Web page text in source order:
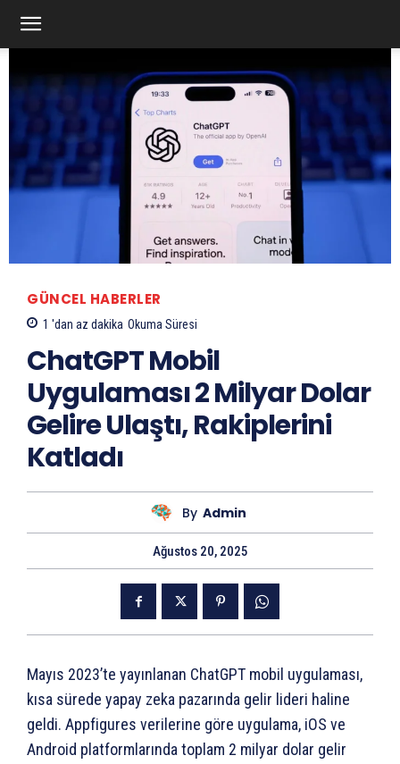
GÜNCEL HABERLER
1 'dan az dakika Okuma Süresi
ChatGPT Mobil
Uygulaması 2 Milyar Dolar
Gelire Ulaştı, Rakiplerini
Katladı
By Admin
Ağustos 20, 2025
Mayıs 2023’te yayınlanan ChatGPT mobil uygulaması,
kısa sürede yapay zeka pazarında gelir lideri haline
geldi. Appfigures verilerine göre uygulama, iOS ve
Android platformlarında toplam 2 milyar dolar gelir